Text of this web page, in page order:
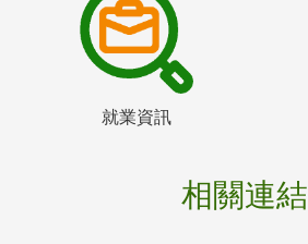
就業資訊
相關連結